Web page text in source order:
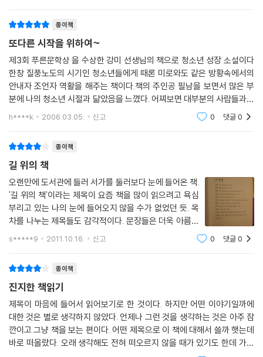
종이책
또다른 시작을 위하여~
제3회 푸른문학상 을 수상한 강미 선생님의 책으로 청소년 성장 소설이다
한창 질풍노도의 시기인 청소년들에게 때론 미로와도 같은 방황속에서의
안내자 조언자 역활을 해주는 책이다.책의 주인공 필남을 보면서 많은 부
분에 나의 청소년 시절과 닮았음을 느꼈다. 어찌보면 대부분의 사람들과도
닮았을지도 모른다."한해동안 있는 둥 마는둥 지내긴 했으나 대출당번을
h****k 2006.03.05. 신고 0 댓글0
종이책
길 위의 책
오랜만에 도서관에 들러 서가를 둘러보다 눈에 들어온 책.
'길 위의 책'이라는 제목이 요즘 책을 많이 읽으려고 욕심
부리고 있는 나의 눈에 들어오지 않을 수가 없었던 듯. 목
차를 나누는 제목들도 감각적이다. 문장들은 더욱 아름다
울 것이라 생각했다. 그리고 확실히 예쁘고 감각적이고 섬
s*****9 2011.10.16. 신고 0 댓글0
종이책
진지한 책읽기
제목이 마음에 들어서 읽어보기로 한 것이다. 하지만 어떤 이야기일까에
대한 것은 별로 생각하지 않았다. 언제나 그런 것을 생각하는 것은 아주 잠
깐이고 그냥 책을 보는 편이다. 어떤 제목으로 이 책에 대해서 쓸까 햇는데
바로 떠올랐다. 오래 생각해도 전혀 떠오르지 않을 때가 있기도 한데 가끔